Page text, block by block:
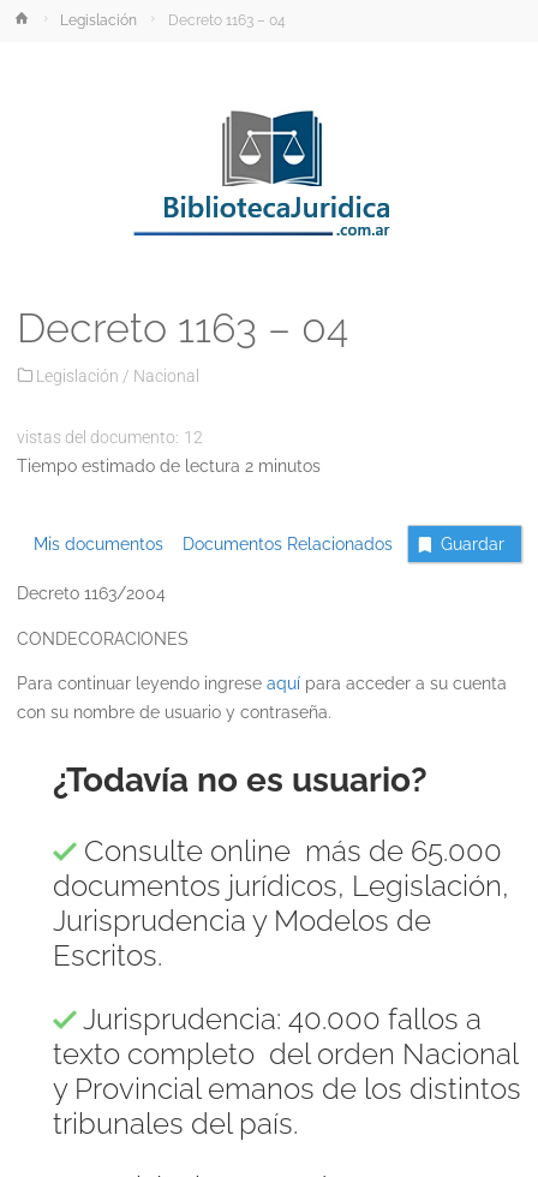
InicioLegislación Decreto 1163 – 04
Decreto 1163 – 04
Legislación / Nacional
vistas del documento: 12
Tiempo estimado de lectura 2 minutos
Mis documentos Documentos Relacionados Guardar
Decreto 1163/2004
CONDECORACIONES
Para continuar leyendo ingrese aquípara acceder a su cuenta
con su nombre de usuario y contraseña.
¿Todavía no es usuario?
Consulte online más de 65.000
documentos jurídicos, Legislación,
Jurisprudencia y Modelos de
Escritos.
Jurisprudencia: 40.000 fallos a
texto completo del orden Nacional
y Provincial emanos de los distintos
tribunales del país.